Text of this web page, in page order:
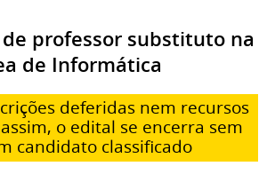
professor substituto na
de Informática
deferidas nem recursos
o edital se encerra sem
candidato classificado